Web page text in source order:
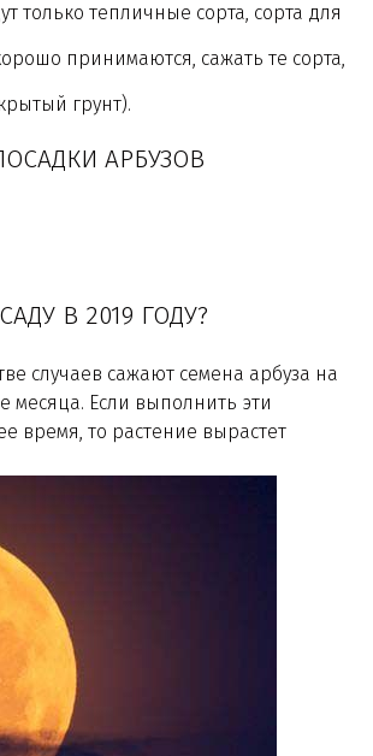
только тепличные сорта, сорта для
принимаются, сажать те сорта,
грунт).
АРБУЗОВ
В 2019 ГОДУ?
случаев сажают семена арбуза на
месяца. Если выполнить эти
время, то растение вырастет